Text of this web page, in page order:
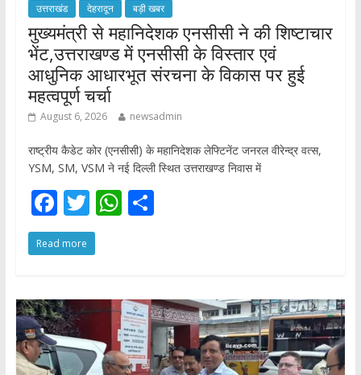
उत्तराखंड देहरादून बड़ी खबर
मुख्यमंत्री से महानिदेशक एनसीसी ने की शिष्टाचार
भेंट,उत्तराखण्ड में एनसीसी के विस्तार एवं
आधुनिक आधारभूत संरचना के विकास पर हुई
महत्वपूर्ण चर्चा
August 6, 2026 newsadmin
राष्ट्रीय कैडेट कोर (एनसीसी) के महानिदेशक लेफ्टिनेंट जनरल वीरेन्द्र वत्स,
YSM, SM, VSM ने नई दिल्ली स्थित उत्तराखण्ड निवास में
F
ac
e
o
o
k
T
w
itt
W
A
p
p
S
Read more